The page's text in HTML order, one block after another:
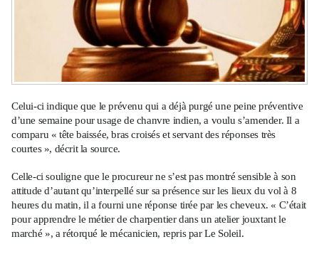
Celui-ci indique que le prévenu qui a déjà purgé une peine préventive
d’une semaine pour usage de chanvre indien, a voulu s’amender. Il a
comparu « tête baissée, bras croisés et servant des réponses très
courtes », décrit la source.
Celle-ci souligne que le procureur ne s’est pas montré sensible à son
attitude d’autant qu’interpellé sur sa présence sur les lieux du vol à 8
heures du matin, il a fourni une réponse tirée par les cheveux. « C’était
pour apprendre le métier de charpentier dans un atelier jouxtant le
marché », a rétorqué le mécanicien, repris par Le Soleil.